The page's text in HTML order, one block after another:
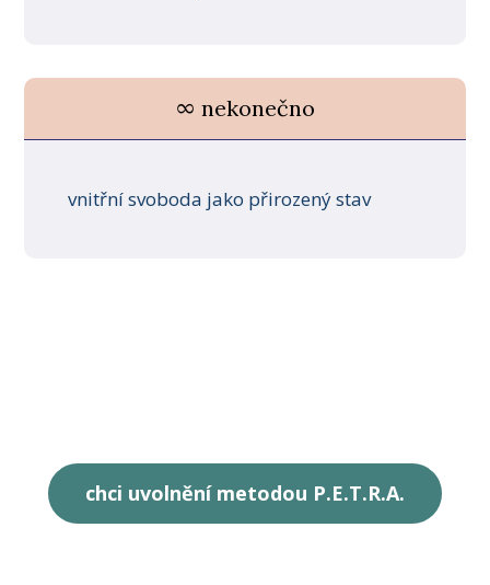
∞ nekonečno
vnitřní svoboda jako přirozený stav
chci uvolnění metodou P.E.T.R.A.